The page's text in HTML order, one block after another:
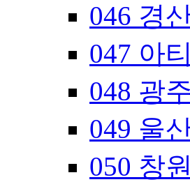
046 경
047 아
048 광
049 울
050 창